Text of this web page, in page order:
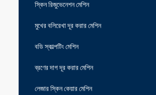
স্কিন রিজুভেনেশন মেশিন
মুখের বলিরেখা দূর করার মেশিন
বডি স্কাল্পটিং মেশিন
ব্রণের দাগ দূর করার মেশিন
লেজার স্কিন কেয়ার মেশিন